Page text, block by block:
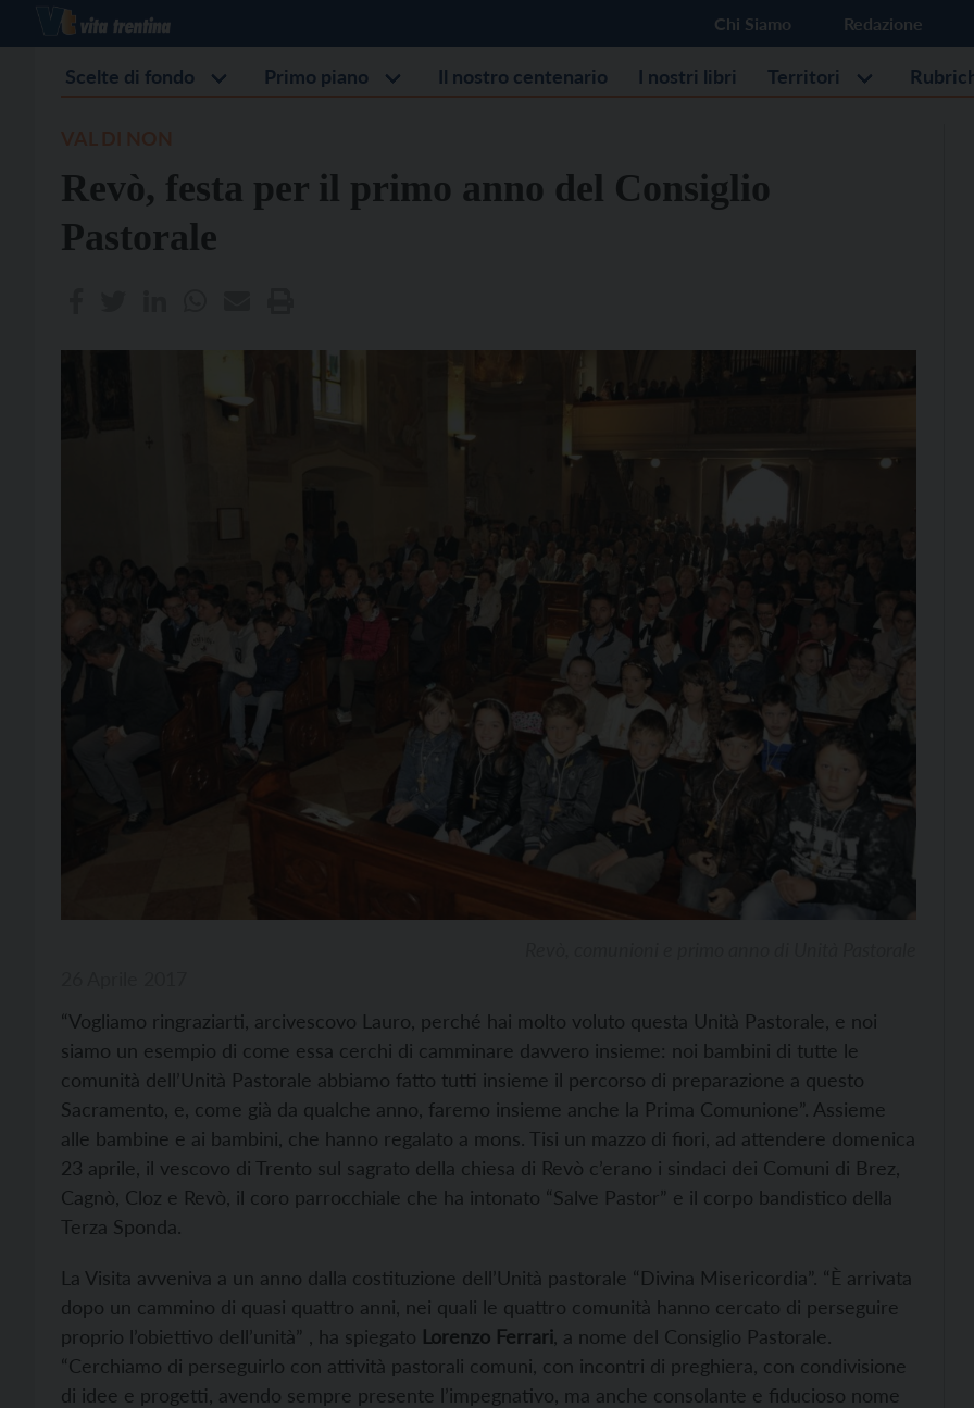
Chi Siamo Redazione
Scelte di fondo Primo piano Il nostro centenario I nostri libri Territori
Revò, festa per il primo anno del Consiglio
Pastorale
“Vogliamo ringraziarti, arcivescovo Lauro, perché hai molto voluto questa Unità Pastorale, e noi
siamo un esempio di come essa cerchi di camminare davvero insieme: noi bambini di tutte le
comunità dell’Unità Pastorale abbiamo fatto tutti insieme il percorso di preparazione a questo
Sacramento, e, come già da qualche anno, faremo insieme anche la Prima Comunione”. Assieme
alle bambine e ai bambini, che hanno regalato a mons. Tisi un mazzo di fiori, ad attendere domenica
23 aprile, il vescovo di Trento sul sagrato della chiesa di Revò c’erano i sindaci dei Comuni di Brez,
Cagnò, Cloz e Revò, il coro parrocchiale che ha intonato “Salve Pastor” e il corpo bandistico della
Terza Sponda.
La Visita avveniva a un anno dalla costituzione dell’Unità pastorale “Divina Misericordia”. “È arrivata
dopo un cammino di quasi quattro anni, nei quali le quattro comunità hanno cercato di perseguire
proprio l’obiettivo dell’unità” , ha spiegato Lorenzo Ferrari , a nome del Consiglio Pastorale.
“Cerchiamo di perseguirlo con attività pastorali comuni, con incontri di preghiera, con condivisione
di idee e progetti, avendo sempre presente l’impegnativo, ma anche consolante e fiducioso nome